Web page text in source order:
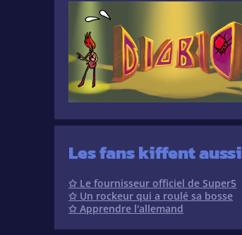
Les fans kiffent aussi
✩ Le fournisseur officiel de Super5
✩ Un rockeur qui a roulé sa bosse
✩ Apprendre l'allemand